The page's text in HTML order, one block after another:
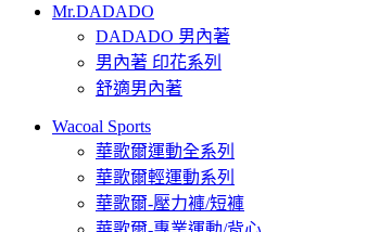
Mr.DADADO
DADADO 男內著
男內著 印花系列
舒適男內著
Wacoal Sports
華歌爾運動全系列
華歌爾輕運動系列
華歌爾-壓力褲/短褲